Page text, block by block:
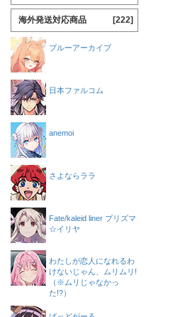
海外発送対応商品 [222]
ブルーアーカイブ
日本ファルコム
anemoi
さよならララ
Fate/kaleid liner プリズマ
☆イリヤ
わたしが恋人になれるわ
けないじゃん、ムリムリ!
（※ムリじゃなかっ
た!?）